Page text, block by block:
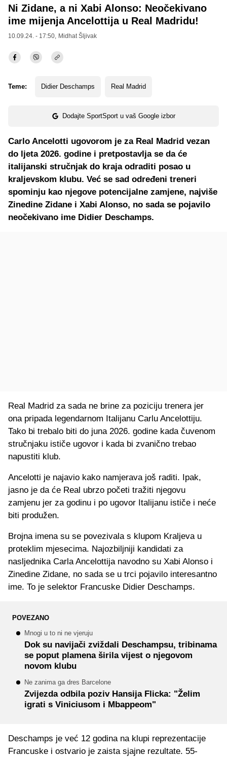
Ni Zidane, a ni Xabi Alonso: Neočekivano
ime mijenja Ancelottija u Real Madridu!
10.09.24. - 17:50, Midhat Šljivak
Teme: Didier Deschamps Real Madrid
Dodajte SportSport u vaš Google izbor
Carlo Ancelotti ugovorom je za Real Madrid vezan
do ljeta 2026. godine i pretpostavlja se da će
italijanski stručnjak do kraja odraditi posao u
kraljevskom klubu. Već se sad određeni treneri
spominju kao njegove potencijalne zamjene, najviše
Zinedine Zidane i Xabi Alonso, no sada se pojavilo
neočekivano ime Didier Deschamps.
Real Madrid za sada ne brine za poziciju trenera jer
ona pripada legendarnom Italijanu Carlu Ancelottiju.
Tako bi trebalo biti do juna 2026. godine kada čuvenom
stručnjaku ističe ugovor i kada bi zvanično trebao
napustiti klub.
Ancelotti je najavio kako namjerava još raditi. Ipak,
jasno je da će Real ubrzo početi tražiti njegovu
zamjenu jer za godinu i po ugovor Italijanu ističe i neće
biti produžen.
Brojna imena su se povezivala s klupom Kraljeva u
proteklim mjesecima. Najozbiljniji kandidati za
nasljednika Carla Ancelottija navodno su Xabi Alonso i
Zinedine Zidane, no sada se u trci pojavilo interesantno
ime. To je selektor Francuske Didier Deschamps.
POVEZANO
Mnogi u to ni ne vjeruju
Dok su navijači zviždali Deschampsu, tribinama
se poput plamena širila vijest o njegovom
novom klubu
Ne zanima ga dres Barcelone
Zvijezda odbila poziv Hansija Flicka: "Želim
igrati s Viniciusom i Mbappeom"
Deschamps je već 12 godina na klupi reprezentacije
Francuske i ostvario je zaista sjajne rezultate. 55-